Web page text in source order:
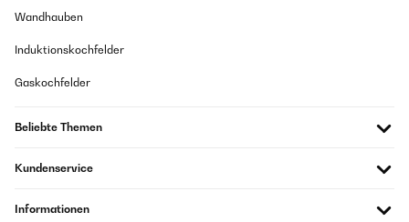
Wandhauben
Induktionskochfelder
Gaskochfelder
Beliebte Themen
Kundenservice
Informationen